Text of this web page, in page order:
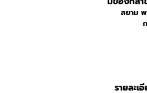
สยาม พ
รายละเ